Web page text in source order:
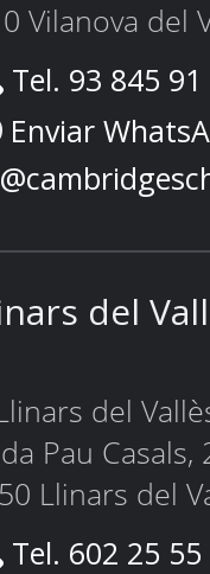
Vilanova del
Tel. 93 845
Enviar
del
del
Pau Casals,
Llinars del
Tel. 602 25